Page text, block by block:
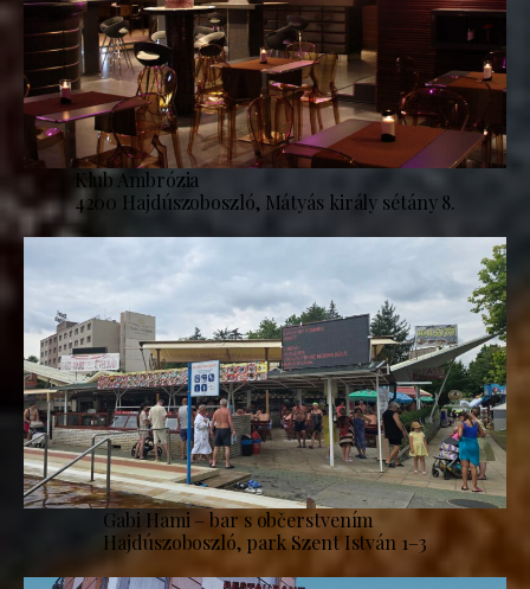
Klub Ambrózia
4200 Hajdúszoboszló, Mátyás király sétány 8.
Gabi Hami – bar s občerstvením
Hajdúszoboszló, park Szent István 1–3